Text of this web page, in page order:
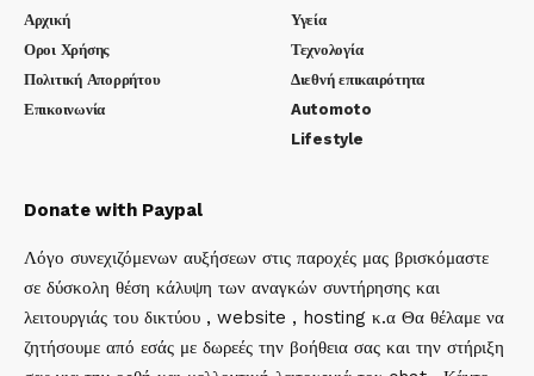
Αρχική
Οροι Χρήσης
Πολιτική Απορρήτου
Επικοινωνία
Υγεία
Τεχνολογία
Διεθνή επικαιρότητα
Automoto
Lifestyle
Donate with Paypal
Λόγο συνεχιζόμενων αυξήσεων στις παροχές μας βρισκόμαστε
σε δύσκολη θέση κάλυψη των αναγκών συντήρησης και
λειτουργιάς του δικτύου , website , hosting κ.α Θα θέλαμε να
ζητήσουμε από εσάς με δωρεές την βοήθεια σας και την στήριξη